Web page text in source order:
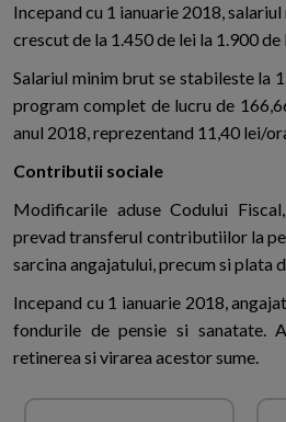
Incepand cu 1 ianuarie 2018,
crescut de la 1.450 de lei la 1.900 de
Salariul minim brut se stabileste la
program complet de lucru de
anul 2018, reprezentand 11,40 lei/
Contributii sociale
Modificarile aduse Codului
prevad transferul contributiilor la
sarcina angajatului, precum si plata
Incepand cu 1 ianuarie 2018,
fondurile de pensie si sanatate.
retinerea si virarea acestor sume.